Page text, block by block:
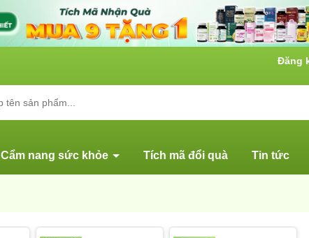
Đăng
Cẩm nang sức khỏe Tích mã đổi quà Tin tức